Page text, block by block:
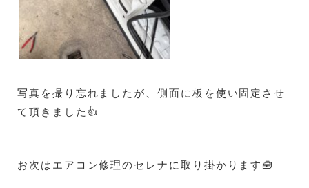
写真を撮り忘れましたが、側面に板を使い固定させ
て頂きました👍
お次はエアコン修理のセレナに取り掛かります🧰